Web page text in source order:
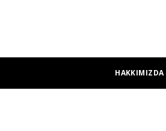
HAKKIMIZDA